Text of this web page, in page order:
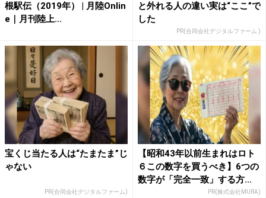
根駅伝（2019年） | 月陸Onlin
e｜月刊陸上...
と外れる人の違い実は“ここ”で
した
PR(合同会社デジタルファーム )
宝くじ当たる人は“たまたま”じ
ゃない
PR(合同会社デジタルファーム)
【昭和43年以前生まれはロト
６この数字を買うべき】6つの
数字が「完全一致」する方...
PR(株式会社MURA)